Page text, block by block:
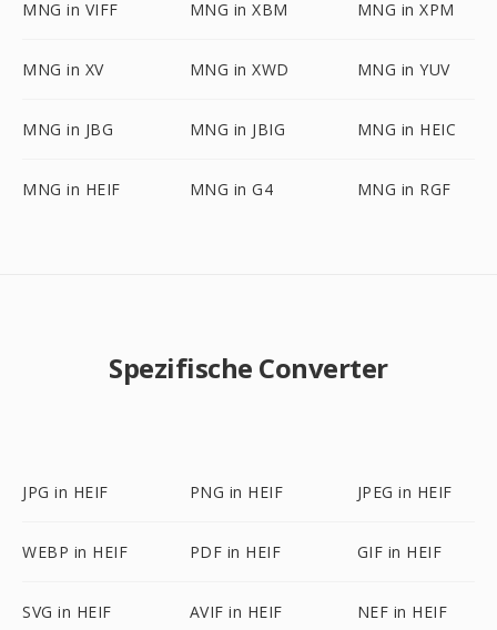
MNG in VIFF MNG in XBM MNG in XPM
MNG in XV MNG in XWD MNG in YUV
MNG in JBG MNG in JBIG MNG in HEIC
MNG in HEIF MNG in G4 MNG in RGF
Spezifische Converter
JPG in HEIF PNG in HEIF JPEG in HEIF
WEBP in HEIF PDF in HEIF GIF in HEIF
SVG in HEIF AVIF in HEIF NEF in HEIF